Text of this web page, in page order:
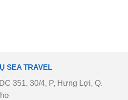
SEA TRAVEL
351, 30/4, P, Hưng Lợi, Q.